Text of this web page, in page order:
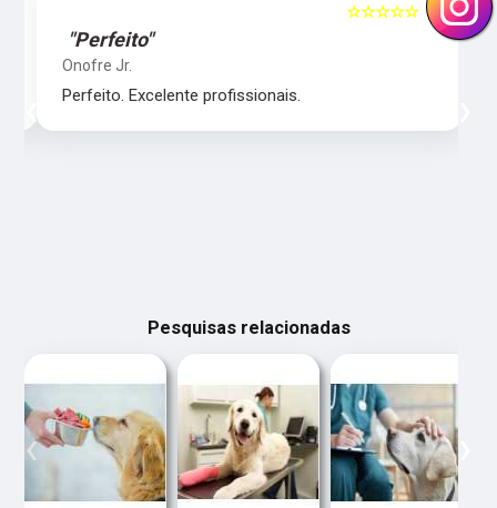
5
☆☆☆☆☆
"Perfeito"
Onofre Jr.
Perfeito. Excelente profissionais.
‹
Pesquisas relacionadas
‹ ›